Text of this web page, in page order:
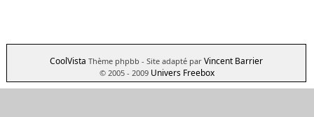
CoolVista Thème phpbb - Site adapté par Vincent Barrier
© 2005 - 2009 Univers Freebox